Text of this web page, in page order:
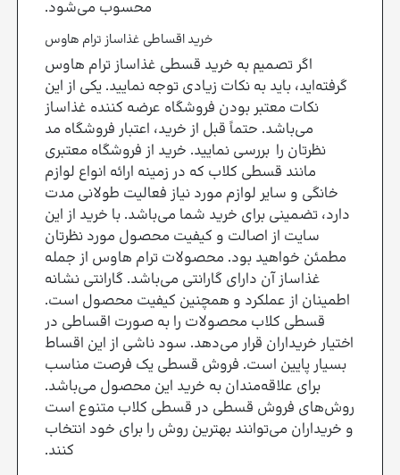
محسوب می‌شود.
خرید اقساطی غذاساز ترام هاوس
اگر تصمیم به خرید قسطی غذاساز ترام هاوس
گرفته‌اید، باید به نکات زیادی توجه نمایید. یکی از این
نکات معتبر بودن فروشگاه عرضه کننده غذاساز
می‌باشد. حتماً قبل از خرید، اعتبار فروشگاه مد
نظرتان را بررسی نمایید. خرید از فروشگاه‌ معتبری
مانند قسطی کلاب که در زمینه ارائه انواع لوازم
خانگی و سایر لوازم مورد نیاز فعالیت طولانی مدت
دارد، تضمینی برای خرید شما می‌باشد. با خرید از این
سایت از اصالت و کیفیت محصول مورد نظرتان
مطمئن خواهید بود. محصولات ترام هاوس از جمله
غذاساز آن دارای گارانتی می‌باشد. گارانتی نشانه
اطمینان از عملکرد و همچنین کیفیت محصول است.
قسطی کلاب محصولات را به صورت اقساطی در
اختیار خریداران قرار می‌دهد. سود ناشی از این اقساط
بسیار پایین است. فروش قسطی یک فرصت مناسب
برای علاقه‌مندان به خرید این محصول می‌باشد.
روش‌های فروش قسطی در قسطی کلاب متنوع است
و خریداران می‌توانند بهترین روش را برای خود انتخاب
کنند.